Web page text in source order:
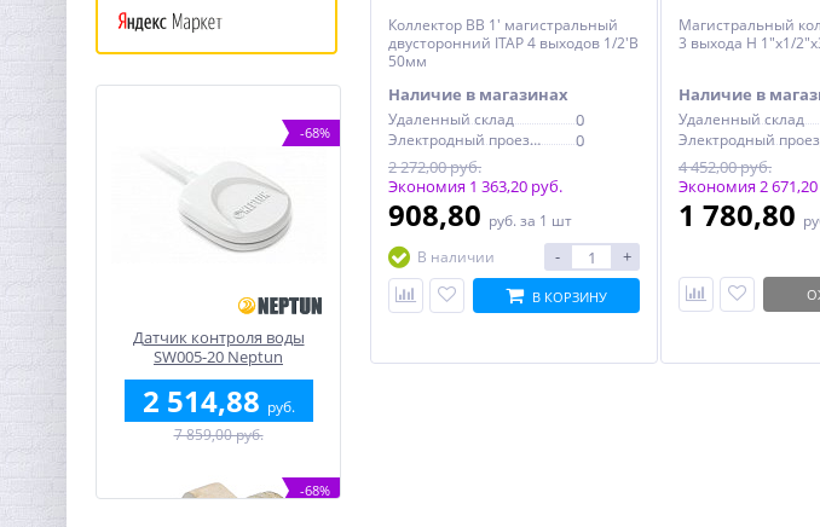
-68%
Датчик контроля воды
SW005-20 Neptun
проводной (20м)
2 514,88 руб.
7 859,00 руб.
-68%
Коллектор ВВ 1' магистральный
двусторонний ITAP 4 выходов 1/2'В
50мм
Наличие в магазинах
Удаленный склад 0
Электродный проезд, 6с1
0
2 272,00 руб.
Экономия 1 363,20 руб.
908,80 руб. за 1 шт
В наличии
- +
В КОРЗИНУ
Магистральный
3 выхода Н 1"х1/
Наличие в
Удаленный склад
4 452,00 руб.
Экономия 2
1 780,80